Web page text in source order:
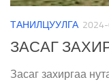
ТАНИЛЦУУЛГА
ЗАСАГ
Засаг захиргаа